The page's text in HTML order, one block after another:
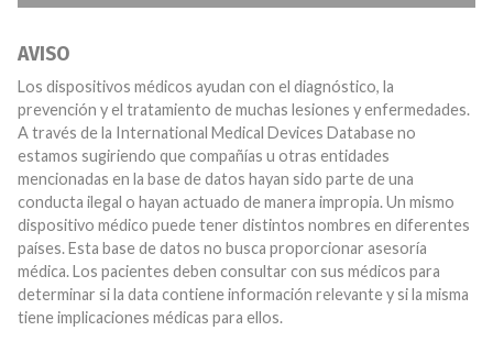
AVISO
Los dispositivos médicos ayudan con el diagnóstico, la
prevención y el tratamiento de muchas lesiones y enfermedades.
A través de la International Medical Devices Database no
estamos sugiriendo que compañías u otras entidades
mencionadas en la base de datos hayan sido parte de una
conducta ilegal o hayan actuado de manera impropia. Un mismo
dispositivo médico puede tener distintos nombres en diferentes
países. Esta base de datos no busca proporcionar asesoría
médica. Los pacientes deben consultar con sus médicos para
determinar si la data contiene información relevante y si la misma
tiene implicaciones médicas para ellos.